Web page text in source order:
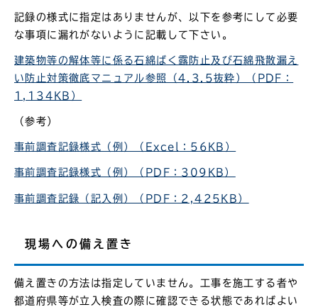
記録の様式に指定はありませんが、以下を参考にして必要
な事項に漏れがないように記載して下さい。
建築物等の解体等に係る石綿ばく露防止及び石綿飛散漏え
い防止対策徹底マニュアル参照（4.3.5抜粋）（PDF：
1,134KB）
（参考）
事前調査記録様式（例）（Excel：56KB）
事前調査記録様式（例）（PDF：309KB）
事前調査記録（記入例）（PDF：2,425KB）
現場への備え置き
備え置きの方法は指定していません。工事を施工する者や
都道府県等が立入検査の際に確認できる状態であればよい